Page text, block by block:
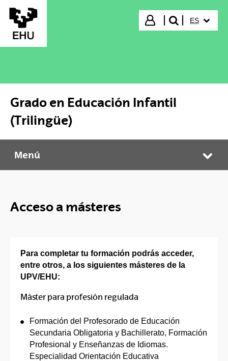
Saltar al contenido principal
Iniciar sesión
buscar"
ES
Grado en Educación Infantil
(Trilingüe)
Grado en Educación Infantil (Trilingüe)
Menú
Acceso a másteres
Para completar tu formación podrás acceder,
entre otros, a los siguientes másteres de la
UPV/EHU:
Máster para profesión regulada
Formación del Profesorado de Educación
Secundaria Obligatoria y Bachillerato, Formación
Profesional y Enseñanzas de Idiomas.
Especialidad Orientación Educativa